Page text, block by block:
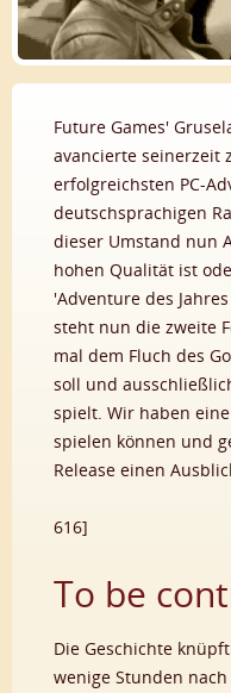
Future Games'
avancierte seinerzeit
erfolgreichsten PC-
deutschsprachigen
dieser Umstand nun
hohen Qualität ist
'Adventure des
steht nun die zweite
mal dem Fluch des
soll und
spielt. Wir haben
spielen können und
Release einen
616]
To be
Die Geschichte
wenige Stunden